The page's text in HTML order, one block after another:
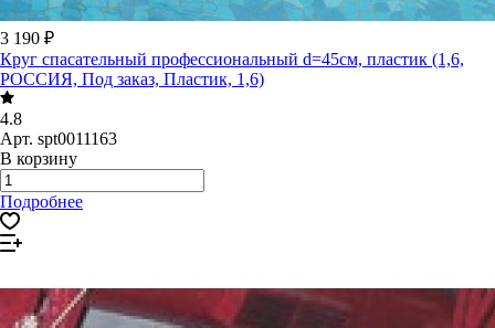
3 190 ₽
Круг спасательный профессиональный d=45см, пластик (1,6,
РОССИЯ, Под заказ, Пластик, 1,6)
4.8
Арт. spt0011163
В корзину
Подробнее